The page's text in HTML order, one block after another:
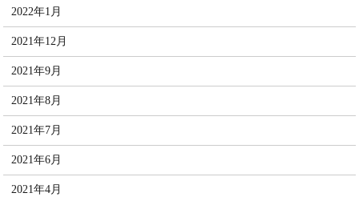
2022年1月
2021年12月
2021年9月
2021年8月
2021年7月
2021年6月
2021年4月